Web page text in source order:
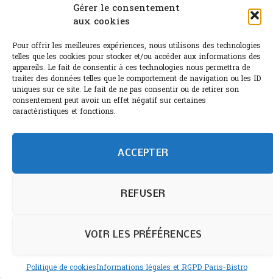
Gérer le consentement
aux cookies
Pour offrir les meilleures expériences, nous utilisons des technologies
telles que les cookies pour stocker et/ou accéder aux informations des
appareils. Le fait de consentir à ces technologies nous permettra de
traiter des données telles que le comportement de navigation ou les ID
uniques sur ce site. Le fait de ne pas consentir ou de retirer son
consentement peut avoir un effet négatif sur certaines
caractéristiques et fonctions.
ACCEPTER
REFUSER
VOIR LES PRÉFÉRENCES
Politique de cookiesInformations légales et RGPD Paris-Bistro
Canicule : A quand le CHR à « l’heure espagnole » ?
Sélection de rosés 2026
L'abus d'alcool est dangereux pour la santé.
humain et 0% IA de Paris Bistro Editions - SARL de Presse -
Informations légales etRGPD